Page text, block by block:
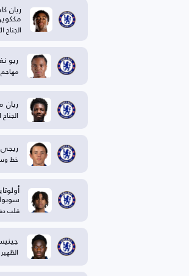
ريان
الجناح
ريو
ريان
خط
قلب